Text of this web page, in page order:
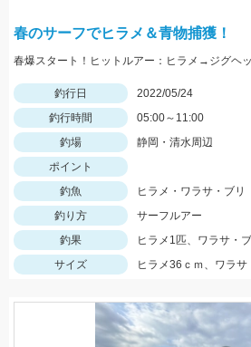
春のサーフでヒラメ＆青物捕獲！
釣行日
2022/05/24
釣行時間
05:00～11:00
釣場
静岡・清水周辺
ポイント
釣魚
ヒラメ・ワラサ・ブリ
釣り方
サーフルアー
釣果
ヒラメ1匹、ワラサ・
サイズ
ヒラメ36ｃｍ、ワラサ